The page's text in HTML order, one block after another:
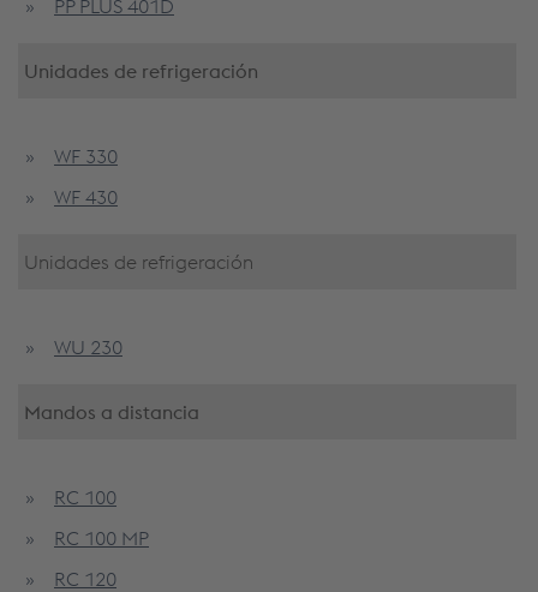
PP PLUS 401D
Unidades de refrigeración
WF 330
WF 430
Unidades de refrigeración
WU 230
Mandos a distancia
RC 100
RC 100 MP
RC 120